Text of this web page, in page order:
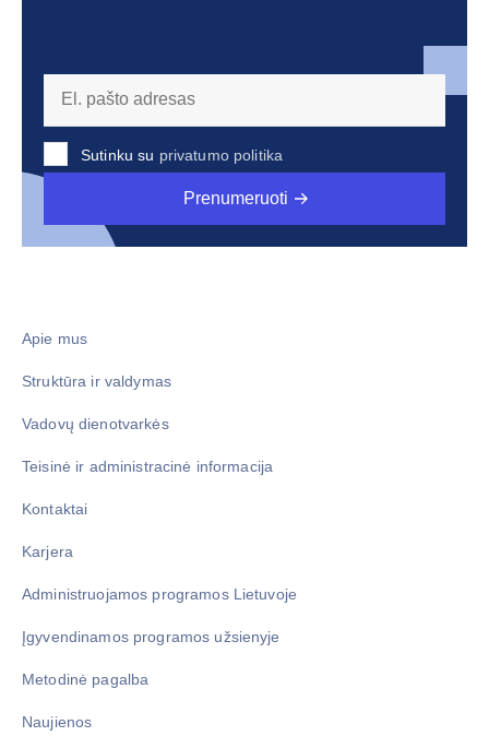
Sutinku su privatumo politika
Prenumeruoti
Apie mus
Struktūra ir valdymas
Vadovų dienotvarkės
Teisinė ir administracinė informacija
Kontaktai
Karjera
Administruojamos programos Lietuvoje
Įgyvendinamos programos užsienyje
Metodinė pagalba
Naujienos